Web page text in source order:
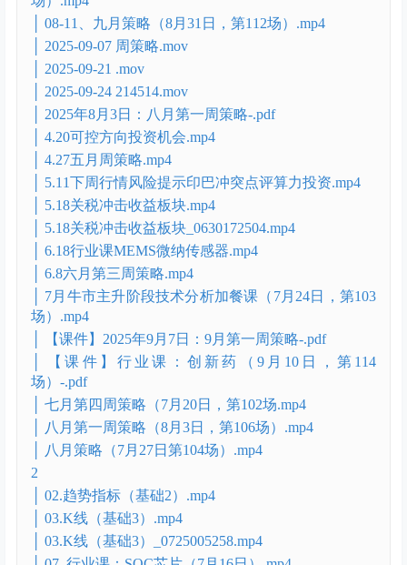
│ ├财姐年度直播2025
1
│ 01均线（基础1）.mp4
│ 08-03、八月第二周策略（8月10日，第107场）.mp4
│ 08-06、八月第三周策略（8月17日第109场）.mp4
│ 08-08、八月第四周策略（8月24日，第110场）.mp4
│ 08-10、行业课：MCU处理器（8月27日，第111
场）.mp4
│ 08-11、九月策略（8月31日，第112场）.mp4
│ 2025-09-07 周策略.mov
│ 2025-09-21 .mov
│ 2025-09-24 214514.mov
│ 2025年8月3日：八月第一周策略-.pdf
│ 4.20可控方向投资机会.mp4
│ 4.27五月周策略.mp4
│ 5.11下周行情风险提示印巴冲突点评算力投资.mp4
│ 5.18关税冲击收益板块.mp4
│ 5.18关税冲击收益板块_0630172504.mp4
│ 6.18行业课MEMS微纳传感器.mp4
│ 6.8六月第三周策略.mp4
│ 7月牛市主升阶段技术分析加餐课（7月24日，第103
场）.mp4
│ 【课件】2025年9月7日：9月第一周策略-.pdf
│ 【课件】行业课：创新药（9月10日，第114
场）-.pdf